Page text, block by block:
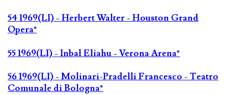
54 1969(LI) - Herbert Walter - Houston Grand
Opera*
55 1969(LI) - Inbal Eliahu - Verona Arena*
56 1969(LI) - Molinari-Pradelli Francesco - Teatro
Comunale di Bologna*